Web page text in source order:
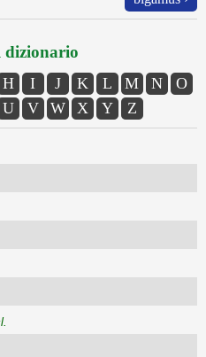
dizionario
H I J K L M N
O
U V W X Y Z